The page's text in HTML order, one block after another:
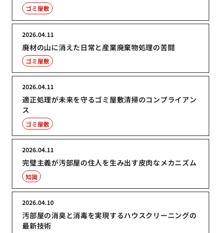
ゴミ屋敷
廃材の山に消えた日常と産業廃棄物処理の苦闘
2026.04.11
ゴミ屋敷
適正処理が未来を守るゴミ屋敷清掃のコンプライアン
ス
2026.04.11
ゴミ屋敷
完璧主義が汚部屋の住人を生み出す皮肉なメカニズム
2026.04.11
知識
汚部屋の消臭と消毒を実現するハウスクリーニングの
最新技術
2026.04.10